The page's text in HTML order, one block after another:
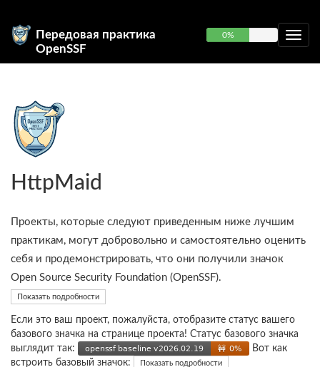
Передовая практика
OpenSSF
0%
HttpMaid
Проекты, которые следуют приведенным ниже лучшим
практикам, могут добровольно и самостоятельно оценить
себя и продемонстрировать, что они получили значок
Open Source Security Foundation (OpenSSF).
Показать подробности
Если это ваш проект, пожалуйста, отобразите статус вашего
базового значка на странице проекта! Статус базового значка
выглядит так:
Вот как
встроить базовый значок:
Показать подробности